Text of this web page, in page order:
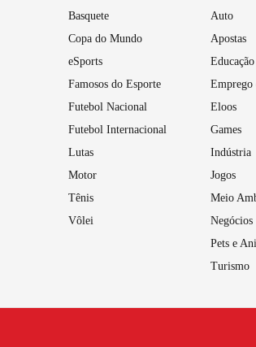
Basquete
Copa do Mundo
eSports
Famosos do Esporte
Futebol Nacional
Futebol Internacional
Lutas
Motor
Tênis
Vôlei
Auto
Apostas
Educação
Emprego
Eloos
Games
Indústria
Jogos
Meio
Negócios
Pets e
Turismo